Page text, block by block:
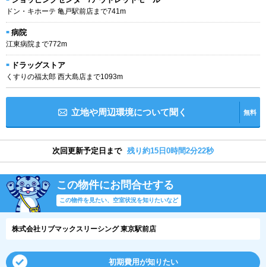
ドン・キホーテ 亀戸駅前店まで741m
病院
江東病院まで772m
ドラッグストア
くすりの福太郎 西大島店まで1093m
立地や周辺環境について聞く 無料
次回更新予定日まで 残り約15日0時間2分21秒
この物件にお問合せする
この物件を見たい、空室状況を知りたいなど
株式会社リブマックスリーシング 東京駅前店
初期費用が知りたい